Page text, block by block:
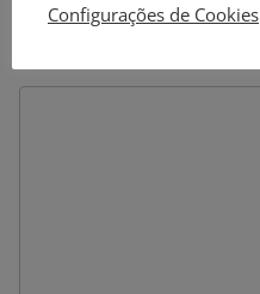
Configurações de Cookies